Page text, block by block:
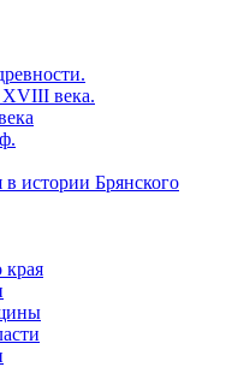
XVIII века.
истории Брянского
края